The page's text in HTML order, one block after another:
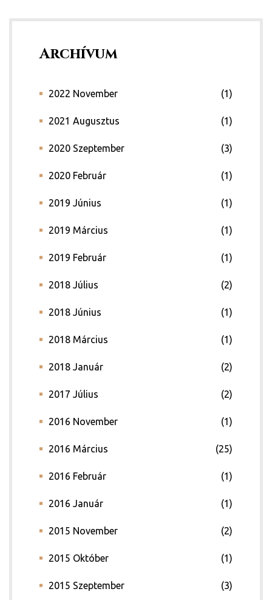
Archívum
2022 November (1)
2021 Augusztus (1)
2020 Szeptember (3)
2020 Február (1)
2019 Június (1)
2019 Március (1)
2019 Február (1)
2018 Július (2)
2018 Június (1)
2018 Március (1)
2018 Január (2)
2017 Július (2)
2016 November (1)
2016 Március (25)
2016 Február (1)
2016 Január (1)
2015 November (2)
2015 Október (1)
2015 Szeptember (3)